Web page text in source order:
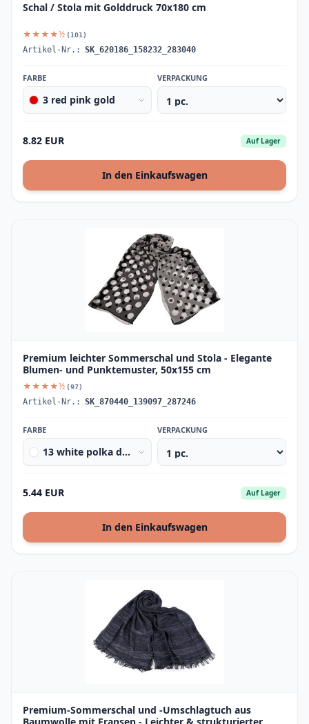
Schal / Stola mit Golddruck 70x180 cm
★★★★½ (101)
Artikel-Nr.: SK_620186_158232_283040
FARBE
3 red pink gold
VERPACKUNG
8.82 EUR Auf Lager
In den Einkaufswagen
Premium leichter Sommerschal und Stola - Elegante
Blumen- und Punktemuster, 50x155 cm
★★★★½ (97)
Artikel-Nr.: SK_870440_139097_287246
FARBE
13 white polka dots
VERPACKUNG
5.44 EUR Auf Lager
In den Einkaufswagen
Premium-Sommerschal und -Umschlagtuch aus